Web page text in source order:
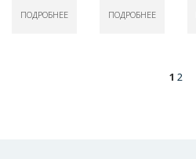
ПОДРОБНЕЕ ПОДРОБНЕЕ
1 2